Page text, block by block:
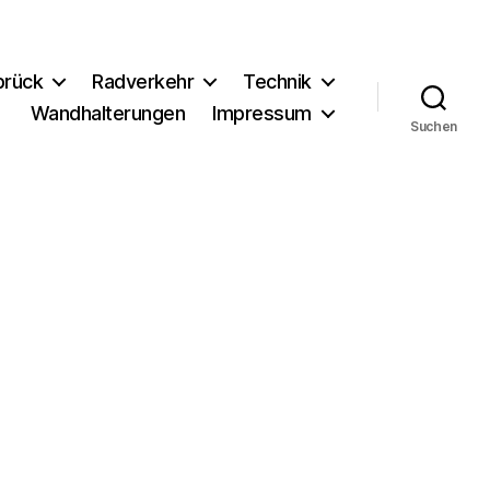
Radverkehr
Technik
Wandhalterungen
Impressum
Suchen